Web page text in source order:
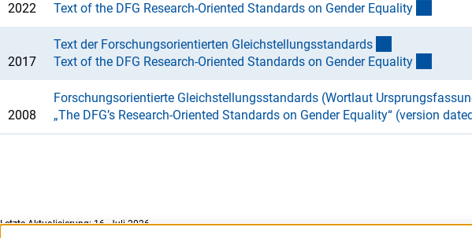
2022
Text of the DFG Research-Oriented Standards on Gender Equality
2017
Text der Forschungsorientierten Gleichstellungsstandards
Text of the DFG Research-Oriented Standards on Gender Equality
2008
Forschungsorientierte Gleichstellungsstandards (Wortlaut
„The DFG’s Research-Oriented Standards on Gender Equality“ (version
Letzte Aktualisierung: 16. Juli 2026